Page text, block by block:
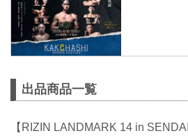
出品商品一覧
【RIZIN LANDMARK 14 in